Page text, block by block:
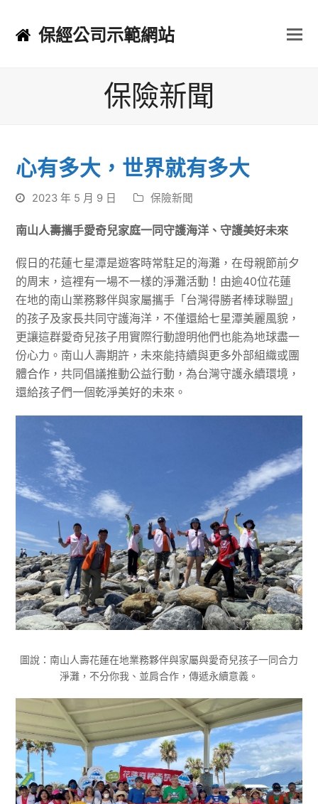
保經公司示範網站
保險新聞
心有多大，世界就有多大
2023 年 5 月 9 日 保險新聞
南山人壽攜手愛奇兒家庭一同守護海洋、守護美好未來
假日的花蓮七星潭是遊客時常駐足的海灘，在母親節前夕
的周末，這裡有一場不一樣的淨灘活動！由逾40位花蓮
在地的南山業務夥伴與家屬攜手「台灣得勝者棒球聯盟」
的孩子及家長共同守護海洋，不僅還給七星潭美麗風貌，
更讓這群愛奇兒孩子用實際行動證明他們也能為地球盡一
份心力。南山人壽期許，未來能持續與更多外部組織或團
體合作，共同倡議推動公益行動，為台灣守護永續環境，
還給孩子們一個乾淨美好的未來。
圖說：南山人壽花蓮在地業務夥伴與家屬與愛奇兒孩子一同合力
淨灘，不分你我、並肩合作，傳遞永續意義。